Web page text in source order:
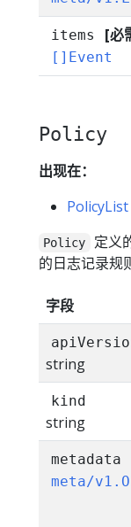
items [必
[]Event
Policy
出现在：
PolicyList
Policy
定义
的日志记录规
字段
string
kind
string
metadata
meta/